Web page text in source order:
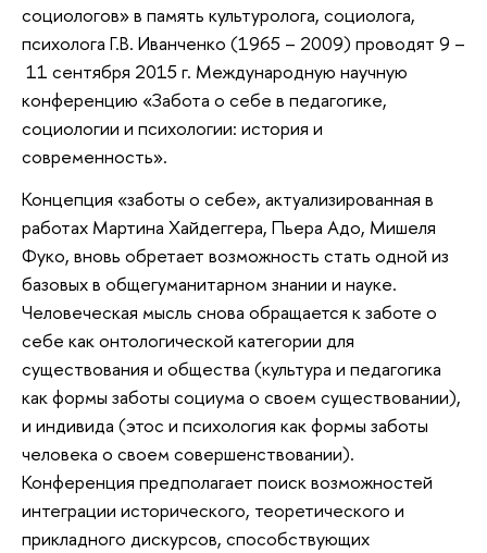
социологов» в память культуролога, социолога,
психолога Г.В. Иванченко (1965 – 2009) проводят 9 –
11 сентября 2015 г. Международную научную
конференцию «Забота о себе в педагогике,
социологии и психологии: история и
современность».
Концепция «заботы о себе», актуализированная в
работах Мартина Хайдеггера, Пьера Адо, Мишеля
Фуко, вновь обретает возможность стать одной из
базовых в общегуманитарном знании и науке.
Человеческая мысль снова обращается к заботе о
себе как онтологической категории для
существования и общества (культура и педагогика
как формы заботы социума о своем существовании),
и индивида (этос и психология как формы заботы
человека о своем совершенствовании).
Конференция предполагает поиск возможностей
интеграции исторического, теоретического и
прикладного дискурсов, способствующих